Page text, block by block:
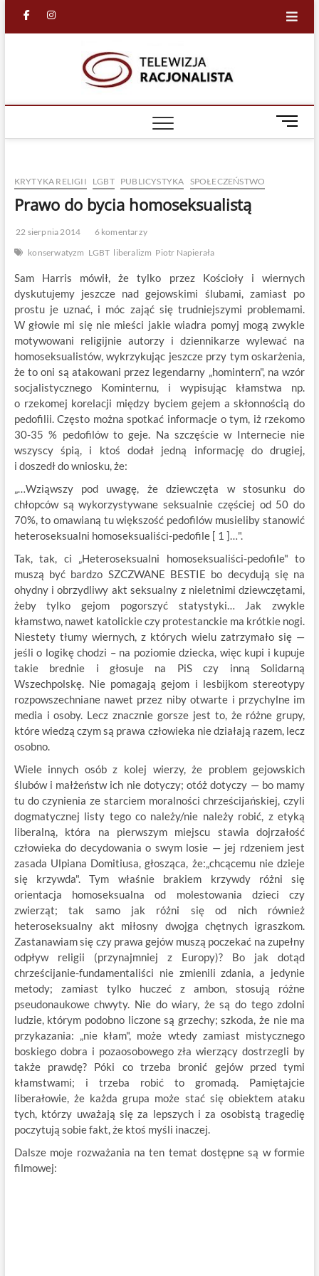
facebook
in
M
e
KRYTYKA RELIGII LGBT PUBLICYSTYKA SPOŁECZEŃSTWO
Prawo do bycia homoseksualistą
22 sierpnia 2014
6 komentarzy
konserwatyzm LGBT liberalizm Piotr Napierała
Sam Harris mówił, że tylko przez Kościoły i wiernych
dyskutujemy jeszcze nad gejowskimi ślubami, zamiast po
prostu je uznać, i móc zająć się trudniejszymi problemami.
W głowie mi się nie mieści jakie wiadra pomyj mogą zwykle
motywowani religijnie autorzy i dziennikarze wylewać na
homoseksualistów, wykrzykując jeszcze przy tym oskarżenia,
że to oni są atakowani przez legendarny „homintern", na wzór
socjalistycznego Kominternu, i wypisując kłamstwa np.
o rzekomej korelacji między byciem gejem a skłonnością do
pedofilii. Często można spotkać informacje o tym, iż rzekomo
30-35 % pedofilów to geje. Na szczęście w Internecie nie
wszyscy śpią, i ktoś dodał jedną informację do drugiej,
i doszedł do wniosku, że:
„…Wziąwszy pod uwagę, że dziewczęta w stosunku do
chłopców są wykorzystywane seksualnie częściej od 50 do
70%, to omawianą tu większość pedofilów musieliby stanowić
heteroseksualni homoseksualiści-pedofile [ 1 ]…".
Tak, tak, ci „Heteroseksualni homoseksualiści-pedofile" to
muszą być bardzo SZCZWANE BESTIE bo decydują się na
ohydny i obrzydliwy akt seksualny z nieletnimi dziewczętami,
żeby tylko gejom pogorszyć statystyki… Jak zwykle
kłamstwo, nawet katolickie czy protestanckie ma krótkie nogi.
Niestety tłumy wiernych, z których wielu zatrzymało się —
jeśli o logikę chodzi – na poziomie dziecka, więc kupi i kupuje
takie brednie i głosuje na PiS czy inną Solidarną
Wszechpolskę. Nie pomagają gejom i lesbijkom stereotypy
rozpowszechniane nawet przez niby otwarte i przychylne im
media i osoby. Lecz znacznie gorsze jest to, że różne grupy,
które wiedzą czym są prawa człowieka nie działają razem, lecz
osobno.
Wiele innych osób z kolej wierzy, że problem gejowskich
ślubów i małżeństw ich nie dotyczy; otóż dotyczy — bo mamy
tu do czynienia ze starciem moralności chrześcijańskiej, czyli
dogmatycznej listy tego co należy/nie należy robić, z etyką
liberalną, która na pierwszym miejscu stawia dojrzałość
człowieka do decydowania o swym losie — jej rdzeniem jest
zasada Ulpiana Domitiusa, głosząca, że:„chcącemu nie dzieje
się krzywda". Tym właśnie brakiem krzywdy różni się
orientacja homoseksualna od molestowania dzieci czy
zwierząt; tak samo jak różni się od nich również
heteroseksualny akt miłosny dwojga chętnych igraszkom.
Zastanawiam się czy prawa gejów muszą poczekać na zupełny
odpływ religii (przynajmniej z Europy)? Bo jak dotąd
chrześcijanie-fundamentaliści nie zmienili zdania, a jedynie
metody; zamiast tylko huczeć z ambon, stosują różne
pseudonaukowe chwyty. Nie do wiary, że są do tego zdolni
ludzie, którym podobno liczone są grzechy; szkoda, że nie ma
przykazania: „nie kłam", może wtedy zamiast mistycznego
boskiego dobra i pozaosobowego zła wierzący dostrzegli by
także prawdę? Póki co trzeba bronić gejów przed tymi
kłamstwami; i trzeba robić to gromadą. Pamiętajcie
liberałowie, że każda grupa może stać się obiektem ataku
tych, którzy uważają się za lepszych i za osobistą tragedię
poczytują sobie fakt, że ktoś myśli inaczej.
Dalsze moje rozważania na ten temat dostępne są w formie
filmowej: